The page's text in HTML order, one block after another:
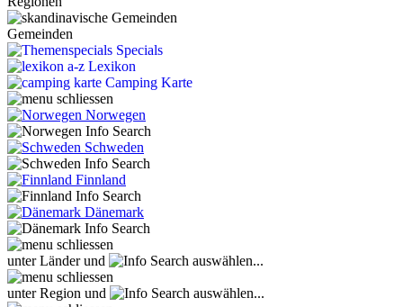
Gemeinden
Specials
Lexikon
Camping Karte
Norwegen
Schweden
Finnland
Dänemark
unter Länder und auswählen...
unter Region und auswählen...